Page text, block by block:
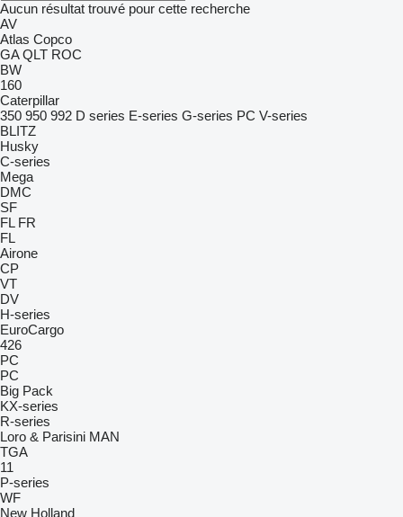
Aucun résultat trouvé pour cette recherche
AV
Atlas Copco
GA QLT ROC
BW
160
Caterpillar
350 950 992 D series E-series G-series PC V-series
BLITZ
Husky
C-series
Mega
DMC
SF
FL FR
FL
Airone
CP
VT
DV
H-series
EuroCargo
426
PC
PC
Big Pack
KX-series
R-series
Loro & Parisini MAN
TGA
11
P-series
WF
New Holland